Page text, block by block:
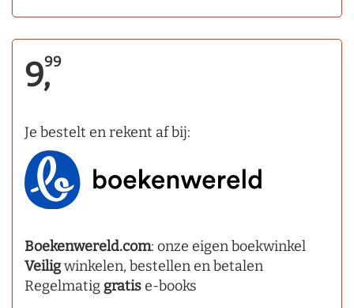
9,99
Je bestelt en rekent af bij:
Boekenwereld.com: onze eigen boekwinkel
Veiligwinkelen, bestellen en betalen
Regelmatig gratise-books